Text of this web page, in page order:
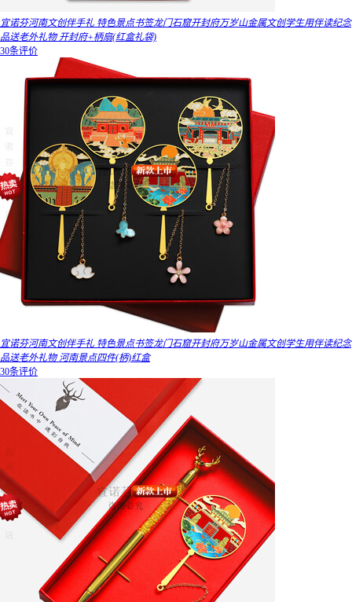
宜诺芬河南文创伴手礼 特色景点书签龙门石窟开封府万岁山金属文创学生用伴读纪念
品送老外礼物 开封府+柄扇(红盒礼袋)
30条评价
宜诺芬河南文创伴手礼 特色景点书签龙门石窟开封府万岁山金属文创学生用伴读纪念
品送老外礼物 河南景点四件(柄)红盒
30条评价